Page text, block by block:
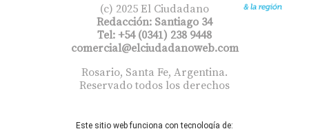
(c) 2025 El Ciudadano
Redacción: Santiago 34
Tel: +54 (0341) 238 9448
comercial@elciudadanoweb.com​
Rosario, Santa Fe, Argentina.
Reservado todos los derechos
Este sitio web funciona con tecnología de: